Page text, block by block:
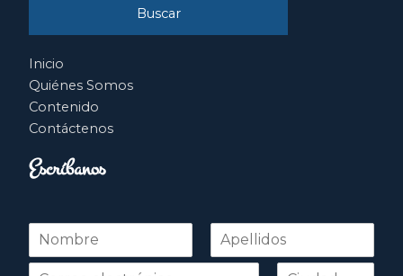
Inicio
Quiénes Somos
Contenido
Contáctenos
Escríbanos
N
m
Nombre Apellidos